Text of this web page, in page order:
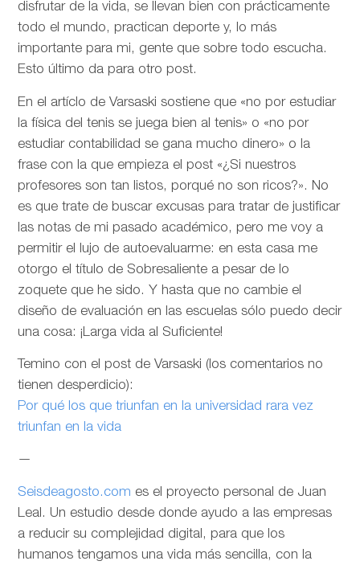
disfrutar de la vida, se llevan bien con prácticamente
todo el mundo, practican deporte y, lo más
importante para mi, gente que sobre todo escucha.
Esto último da para otro post.
En el artíclo deVarsaski sostiene que «no por estudiar
la física del tenis se juega bien al tenis» o «no por
estudiar contabilidad se gana mucho dinero» o la
frase con la que empieza el post «¿Si nuestros
profesores son tan listos, porqué no son ricos?». No
es que trate de buscar excusas para tratar de justificar
las notas de mi pasado académico, pero me voy a
permitir el lujo de autoevaluarme: en esta casa me
otorgo el título de Sobresaliente a pesar de lo
zoquete que he sido. Y hasta que no cambie el
diseño de evaluación en las escuelas sólo puedo decir
una cosa: ¡Larga vida al Suficiente!
Temino con el post de Varsaski (los comentarios no
tienen desperdicio):
Por qué los que triunfan en la universidad rara vez
triunfan en la vida
—
Seisdeagosto.com es el proyecto personal de Juan
Leal. Un estudio desde donde ayudo a las empresas
a reducir su complejidad digital, para que los
humanos tengamos una vida más sencilla, con la